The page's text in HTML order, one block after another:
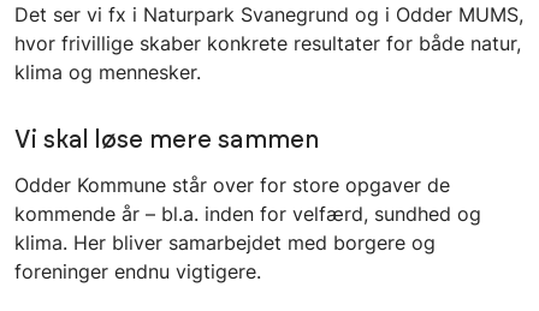
Det ser vi fx i Naturpark Svanegrund og i Odder MUMS,
hvor frivillige skaber konkrete resultater for både natur,
klima og mennesker.
Vi skal løse mere sammen
Odder Kommune står over for store opgaver de
kommende år – bl.a. inden for velfærd, sundhed og
klima. Her bliver samarbejdet med borgere og
foreninger endnu vigtigere.